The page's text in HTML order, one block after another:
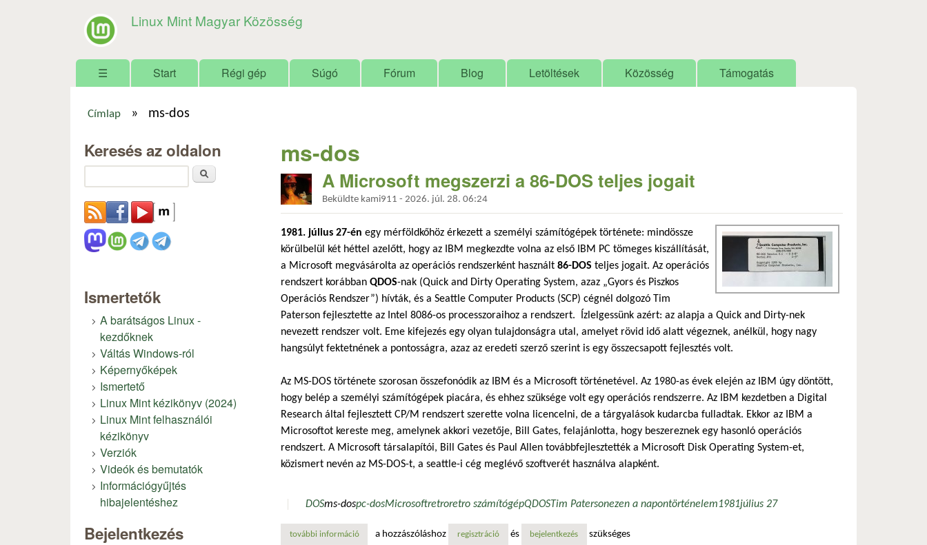
Linux Mint Magyar Közösség
Főmenü
☰ Start Régi gép Súgó Fórum Blog Letöltések Közösség Támogatás
Címlap » ms-dos
ms-dos
A Microsoft megszerzi a 86-DOS teljes jogait
Beküldte kami911 - 2026. júl. 28. 06:24
1981. július 27-én egy mérföldkőhöz érkezett a személyi számítógépek története: mindössze
körülbelül két héttel azelőtt, hogy az IBM megkezdte volna az első IBM PC tömeges kiszállítását,
a Microsoft megvásárolta az operációs rendszerként használt 86-DOS teljes jogait. Az operációs
rendszert korábban QDOS-nak (Quick and Dirty Operating System, azaz „Gyors és Piszkos
Operációs Rendszer”) hívták, és a Seattle Computer Products (SCP) cégnél dolgozó Tim
Paterson fejlesztette az Intel 8086-os processzoraihoz a rendszert. Ízlelgessünk azért: az alapja a Quick and Dirty-nek
nevezett rendszer volt. Eme kifejezés egy olyan tulajdonságra utal, amelyet rövid idő alatt végeznek, anélkül, hogy nagy
hangsúlyt fektetnének a pontosságra, azaz az eredeti szerző szerint is egy összecsapott fejlesztés volt.
Az MS-DOS története szorosan összefonódik az IBM és a Microsoft történetével. Az 1980-as évek elején az IBM úgy döntött,
hogy belép a személyi számítógépek piacára, és ehhez szüksége volt egy operációs rendszerre. Az IBM kezdetben a Digital
Research által fejlesztett CP/M rendszert szerette volna licencelni, de a tárgyalások kudarcba fulladtak. Ekkor az IBM a
Microsoftot kereste meg, amelynek akkori vezetője, Bill Gates, felajánlotta, hogy beszereznek egy hasonló operációs
rendszert. A Microsoft társalapítói, Bill Gates és Paul Allen továbbfejlesztették a Microsoft Disk Operating System-et,
közismert nevén az MS-DOS-t, a seattle-i cég meglévő szoftverét használva alapként.
DOSms-dospc-dosMicrosoftretroretro számítógépQDOSTim Patersonezen a napontörténelem1981július 27
további információa microsoft megszerzi a 86-dos teljes jogait tartalommal kapcsolatosan
a hozzászóláshoz regisztráció és bejelentkezés szükséges
Keresés az oldalon
Ismertetők
A barátságos Linux -
kezdőknek
Váltás Windows-ról
Képernyőképek
Ismertető
Linux Mint kézikönyv (2024)
Linux Mint felhasználói
kézikönyv
Verziók
Videók és bemutatók
Információgyűjtés
hibajelentéshez
Bejelentkezés